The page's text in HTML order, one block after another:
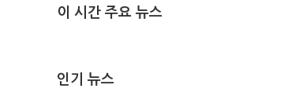
이 시간 주요 뉴스
인기 뉴스